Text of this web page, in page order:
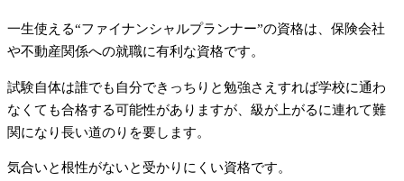
一生使える“ファイナンシャルプランナー”の資格は、保険会社
や不動産関係への就職に有利な資格です。
試験自体は誰でも自分できっちりと勉強さえすれば学校に通わ
なくても合格する可能性がありますが、級が上がるに連れて難
関になり長い道のりを要します。
気合いと根性がないと受かりにくい資格です。